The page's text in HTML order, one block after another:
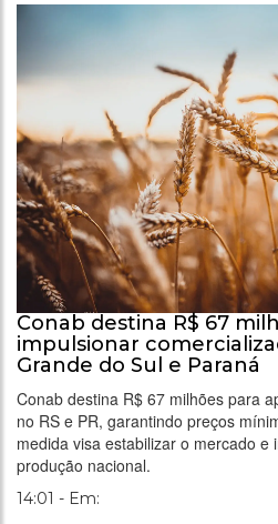
Conab destina R$ 67
impulsionar
Grande do Sul e Paraná
Conab destina R$ 67 milhões para
no RS e PR, garantindo preços
medida visa estabilizar o mercado
produção nacional.
14:01 - Em: